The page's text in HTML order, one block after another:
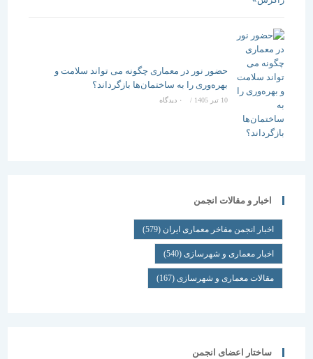
حضور نور در معماری چگونه می تواند سلامت و
بهره‌وری را به ساختمان‌ها بازگرداند؟
/ ۰ دیدگاه
اخبار و مقالات انجمن
اخبار انجمن مفاخر معماری ایران (579)
اخبار معماری و شهرسازی(540)
مقالات معماری و شهرسازی(167)
ساختار اعضای انجمن